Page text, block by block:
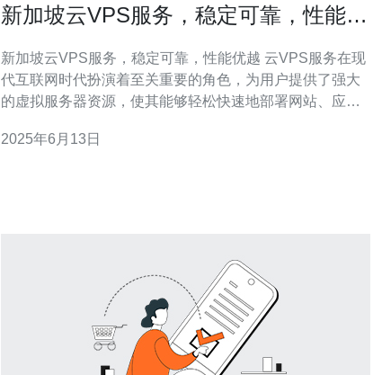
新加坡云VPS服务，稳定可靠，性能优
新加坡云VPS服务，稳定可靠，性能优越 云VPS服务在现
代互联网时代扮演着至关重要的角色，为用户提供了强大
的虚拟服务器资源，使其能够轻松快速地部署网站、应用
受用户青睐。 新加坡云VPS服务提供商在建设数据中心和
2025年6月13日